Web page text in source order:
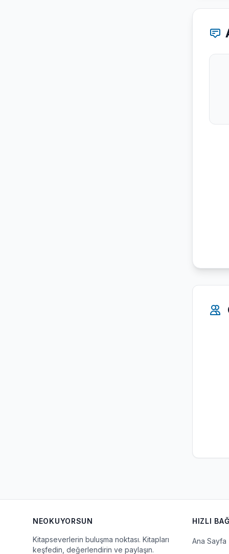
NEOKUYORSUN
Kitapseverlerin buluşma noktası. Kitapları
keşfedin, değerlendirin ve paylaşın.
HIZLI
Ana Sayfa